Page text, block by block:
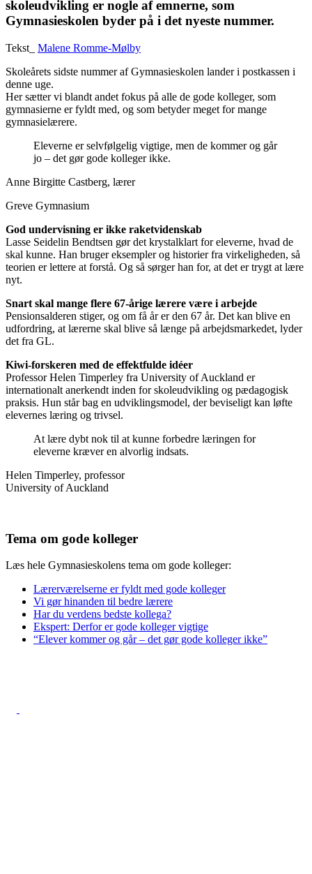
skoleudvikling er nogle af emnerne, som
Gymnasieskolen byder på i det nyeste nummer.
Tekst_ Malene Romme-Mølby
Skoleårets sidste nummer af Gymnasieskolen lander i postkassen i
denne uge.
Her sætter vi blandt andet fokus på alle de gode kolleger, som
gymnasierne er fyldt med, og som betyder meget for mange
gymnasielærere.
Eleverne er selvfølgelig vigtige, men de kommer og går
jo – det gør gode kolleger ikke.
Anne ­Birgitte Castberg, lærer
Greve Gymnasium
God undervisning er ikke raket­videnskab
Lasse Seidelin Bendtsen gør det krystalklart for eleverne, hvad de
skal kunne. Han bruger eksempler og historier fra virkeligheden, så
teorien er lettere at forstå. Og så sørger han for, at det er trygt at lære
nyt.
Snart skal mange flere 67-årige lærere være i arbejde
Pensionsalderen stiger, og om få år er den 67 år. Det kan blive en
udfordring, at lærerne skal blive så længe på arbejdsmarkedet, lyder
det fra GL.
Kiwi-forskeren med de effektfulde idéer
Professor Helen Timperley fra University of Auckland er
internationalt anerkendt inden for skoleudvikling og pædagogisk
praksis. Hun står bag en udviklingsmodel, der beviseligt kan løfte
elevernes læring og trivsel.
At lære dybt nok til at kunne forbedre læringen for
eleverne kræver en alvorlig indsats.
Helen Timperley, professor
University of Auckland
Tema om gode kolleger
Læs hele Gymnasieskolens tema om gode kolleger:
Lærerværelserne er fyldt med gode kolleger
Vi gør hinanden til bedre lærere
Har du verdens bedste kollega?
Ekspert: Derfor er gode kolleger vigtige
“Elever kommer og går – det gør gode kolleger ikke”